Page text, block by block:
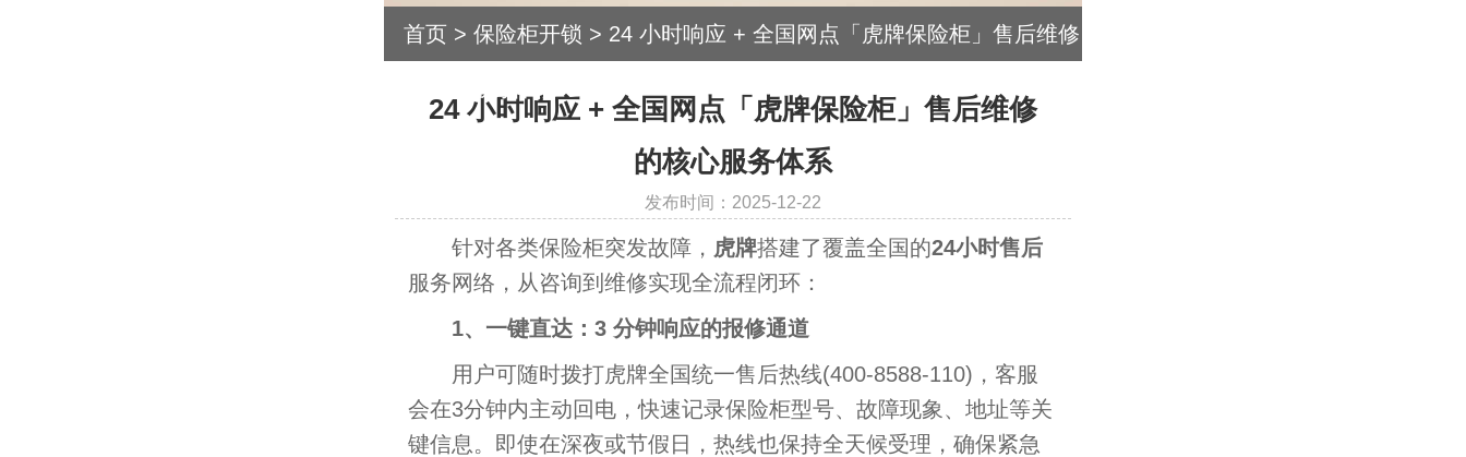
首页 > 保险柜开锁 > 24 小时响应 + 全国网点「虎牌保险柜」售后维修
的核心服务体系
24 小时响应 + 全国网点「虎牌保险柜」售后维修
的核心服务体系
发布时间：2025-12-22
针对各类保险柜突发故障， 虎牌搭建了覆盖全国的24小时售后
服务网络，从咨询到维修实现全流程闭环：
1、一键直达：3 分钟响应的报修通道
用户可随时拨打虎牌全国统一售后热线(400-8588-110)，客服
会在3分钟内主动回电，快速记录保险柜型号、故障现象、地址等关
键信息。即使在深夜或节假日，热线也保持全天候受理，确保紧急